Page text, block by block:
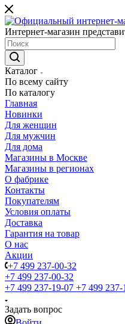
Интернет-магазин
Каталог
По всему сайту
По каталогу
Главная
Новинки
Для женщин
Для мужчин
Для дома
Магазины в Москве
Магазины в регионах
О фабрике
Контакты
Покупателям
Условия оплаты
Доставка
Гарантия на товар
О нас
Акции
+7 499 237-00-32
+7 499 237-00-32
+7 499 237-19-07 +7 499 237-
Задать вопрос